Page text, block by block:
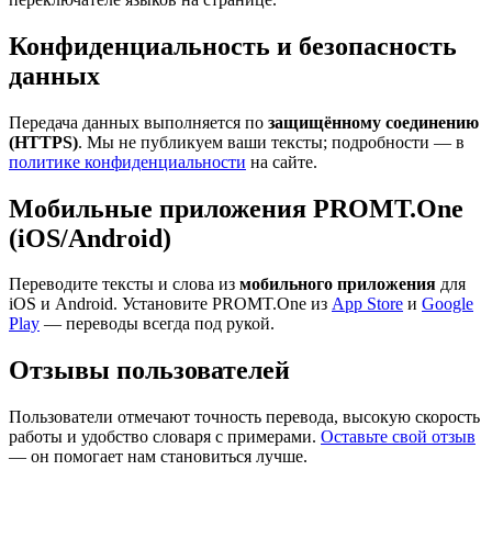
Конфиденциальность и безопасность
данных
Передача данных выполняется по защищённому соединению
(HTTPS). Мы не публикуем ваши тексты; подробности — в
политике конфиденциальности на сайте.
Мобильные приложения PROMT.One
(iOS/Android)
Переводите тексты и слова из мобильного приложения для
iOS и Android. Установите PROMT.One из App Store и Google
Play — переводы всегда под рукой.
Отзывы пользователей
Пользователи отмечают точность перевода, высокую скорость
работы и удобство словаря с примерами. Оставьте свой отзыв
— он помогает нам становиться лучше.